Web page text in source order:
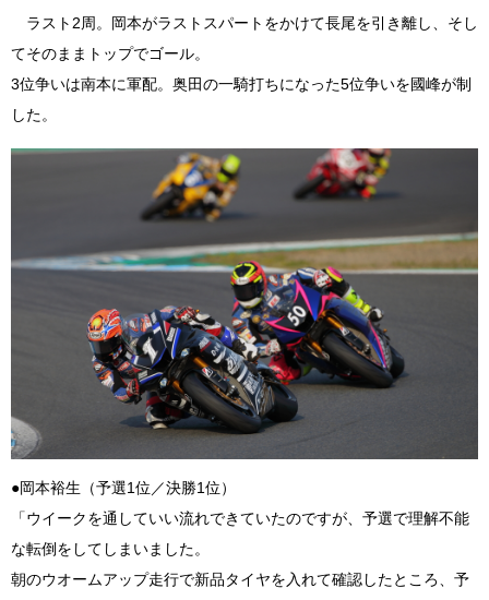
ラスト2周。岡本がラストスパートをかけて長尾を引き離し、そし
てそのままトップでゴール。
3位争いは南本に軍配。奥田の一騎打ちになった5位争いを國峰が制
した。
●岡本裕生（予選1位／決勝1位）
「ウイークを通していい流れできていたのですが、予選で理解不能
な転倒をしてしまいました。
朝のウオームアップ走行で新品タイヤを入れて確認したところ、予